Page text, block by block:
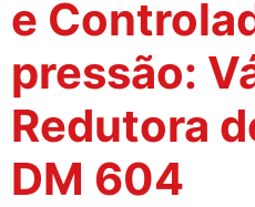
e
pressão:
Redutora
DM 604